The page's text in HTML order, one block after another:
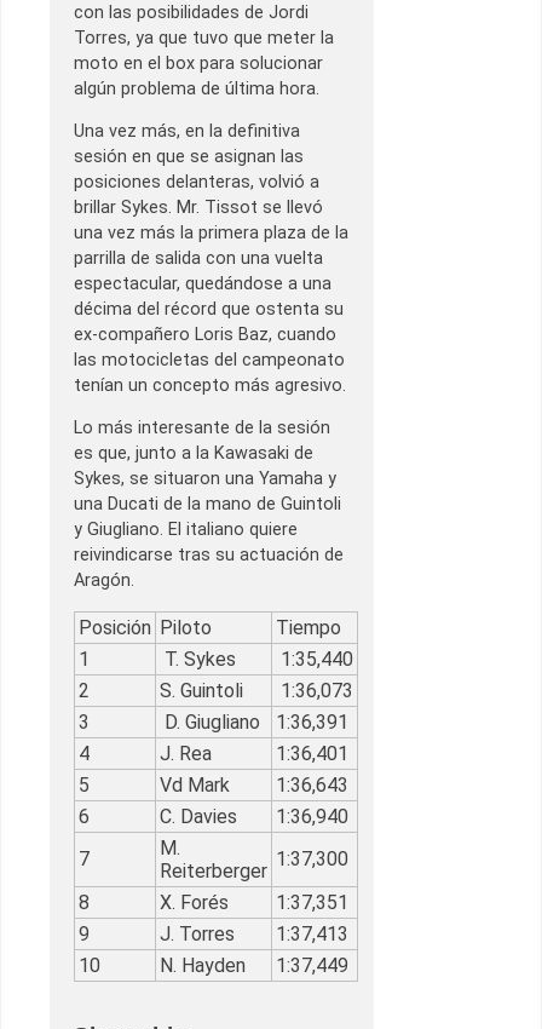
con las posibilidades de Jordi
Torres, ya que tuvo que meter la
moto en el box para solucionar
algún problema de última hora.
Una vez más, en la definitiva
sesión en que se asignan las
posiciones delanteras, volvió a
brillar Sykes. Mr. Tissot se llevó
una vez más la primera plaza de la
parrilla de salida con una vuelta
espectacular, quedándose a una
décima del récord que ostenta su
ex-compañero Loris Baz, cuando
las motocicletas del campeonato
tenían un concepto más agresivo.
Lo más interesante de la sesión
es que, junto a la Kawasaki de
Sykes, se situaron una Yamaha y
una Ducati de la mano de Guintoli
y Giugliano. El italiano quiere
reivindicarse tras su actuación de
Aragón.
Posición Piloto
Tiempo
1
T. Sykes
1:35,440
2
S. Guintoli
1:36,073
3
D. Giugliano
1:36,391
4
J. Rea
1:36,401
5
Vd Mark
1:36,643
6
C. Davies
1:36,940
7
M.
Reiterberger
1:37,300
8
X. Forés
1:37,351
9
J. Torres
1:37,413
10
N. Hayden 1:37,449